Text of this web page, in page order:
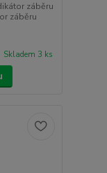
záběru
záběru
Skladem 3 ks